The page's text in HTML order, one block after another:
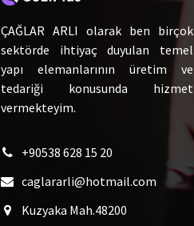
ÇAĞLAR ARLI olarak ben birçok
sektörde ihtiyaç duyulan temel
yapı elemanlarının üretim ve
tedariği konusunda hizmet
vermekteyim.
+90538 628 15 20
caglararli@hotmail.com
Kuzyaka Mah.48200